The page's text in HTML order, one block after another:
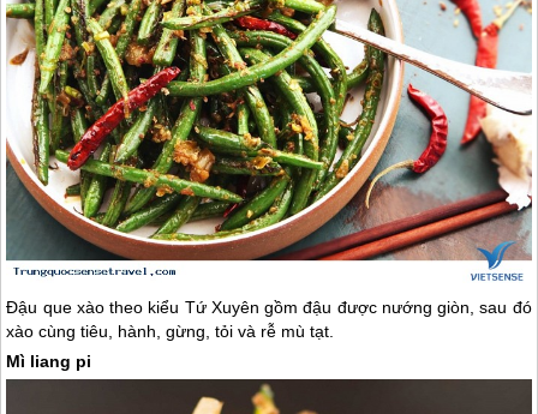
Đậu que xào theo kiểu Tứ Xuyên gồm đậu được nướng giòn, sau đó
xào cùng tiêu, hành, gừng, tỏi và rễ mù tạt.
Mì liang pi